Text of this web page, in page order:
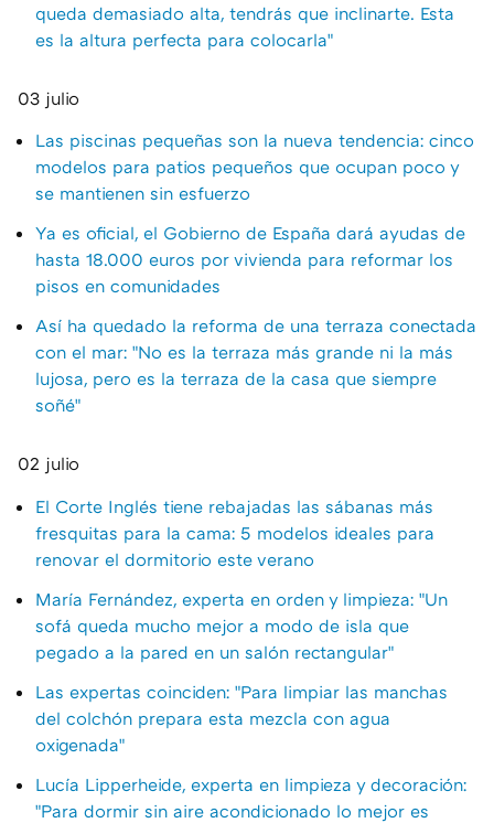
queda demasiado alta, tendrás que inclinarte. Esta
es la altura perfecta para colocarla"
03 julio
Las piscinas pequeñas son la nueva tendencia: cinco
modelos para patios pequeños que ocupan poco y
se mantienen sin esfuerzo
Ya es oficial, el Gobierno de España dará ayudas de
hasta 18.000 euros por vivienda para reformar los
pisos en comunidades
Así ha quedado la reforma de una terraza conectada
con el mar: "No es la terraza más grande ni la más
lujosa, pero es la terraza de la casa que siempre
soñé"
02 julio
El Corte Inglés tiene rebajadas las sábanas más
fresquitas para la cama: 5 modelos ideales para
renovar el dormitorio este verano
María Fernández, experta en orden y limpieza: "Un
sofá queda mucho mejor a modo de isla que
pegado a la pared en un salón rectangular"
Las expertas coinciden: "Para limpiar las manchas
del colchón prepara esta mezcla con agua
oxigenada"
Lucía Lipperheide, experta en limpieza y decoración:
"Para dormir sin aire acondicionado lo mejor es